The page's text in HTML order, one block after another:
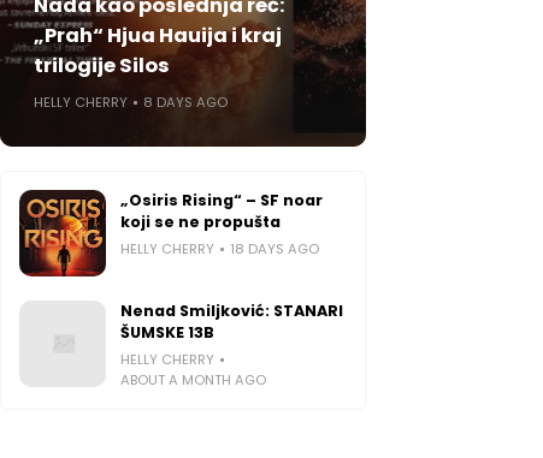
„Prah“ Hjua Hauija i kraj
trilogije Silos
HELLY CHERRY 8 DAYS AGO
„Osiris Rising“ – SF noar
koji se ne propušta
HELLY CHERRY 18 DAYS AGO
Nenad Smiljković: STANARI
ŠUMSKE 13B
HELLY CHERRY
ABOUT A MONTH AGO